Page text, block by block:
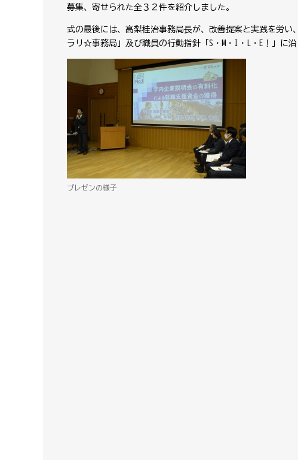
募集、寄せられた全３２件を紹介しました。
式の最後には、高梨桂治事務局長が、改善提案と実践を労
ラリ☆事務局」及び職員の行動指針「S・M・I・L・E！」に
プレゼンの様子